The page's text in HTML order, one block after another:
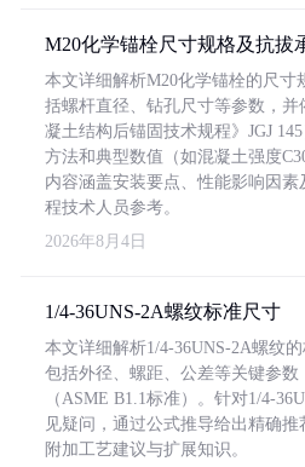
M20化学锚栓尺寸规格及抗拔
本文详细解析M20化学锚栓的尺寸
括螺杆直径、钻孔尺寸等参数，
凝土结构后锚固技术规程》JGJ
方法和典型数值（如混凝土强度
内容涵盖安装要点、性能影响因
程技术人员参考。
2026年8月4日
1/4-36UNS-2A螺纹标准尺寸
本文详细解析1/4-36UNS-2A螺纹
包括外径、螺距、公差等关键参
（ASME B1.1标准）。针对1/4-
见疑问，通过公式推导给出精确
附加工艺建议与扩展知识。